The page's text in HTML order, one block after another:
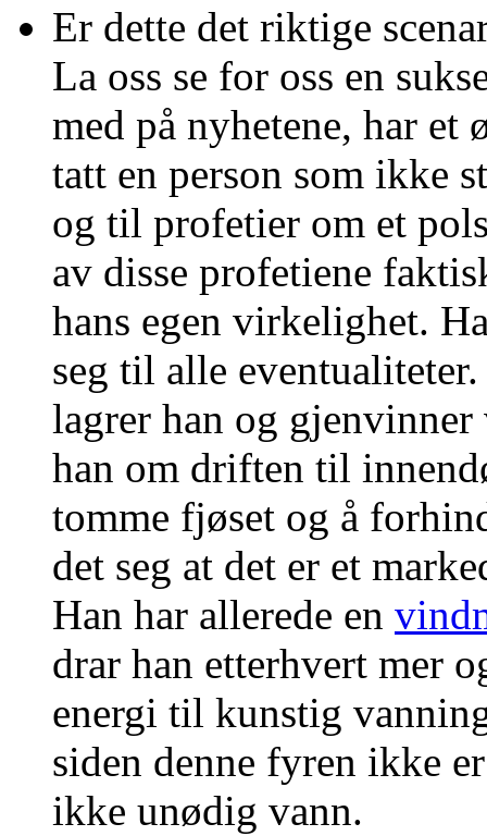
Er dette det riktige
La oss se for oss en
med på nyhetene, har et
tatt en person som ikke
og til profetier om et
av disse profetiene
hans egen virkelighet.
seg til alle
lagrer han og gjenvinner
han om driften til
tomme fjøset og å
det seg at det er et
Han har allerede en
drar han etterhvert mer
energi til kunstig
siden denne fyren ikke
ikke unødig vann.